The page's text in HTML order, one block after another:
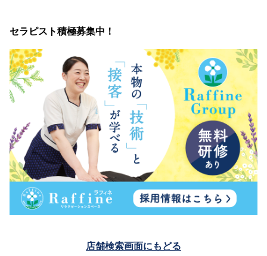
セラピスト積極募集中！
店舗検索画面にもどる